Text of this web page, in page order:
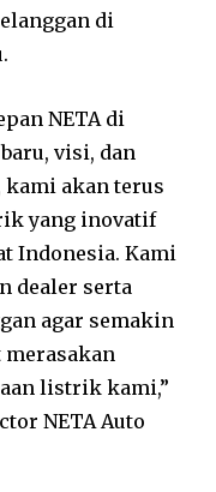
di
NETA di
visi, dan
kami akan terus
yang inovatif
Indonesia. Kami
dealer serta
agar semakin
merasakan
listrik kami,”
NETA Auto